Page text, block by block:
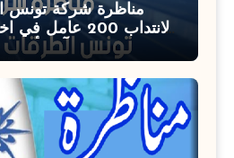
مناظرة شركة تونس
لانتداب 200
آخر أجل : 21 جويلية 2026